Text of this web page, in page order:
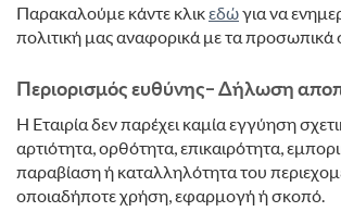
Παρακαλούμε κάντε κλικεδώγια να
πολιτική μας αναφορικά με τα προσωπικά
Περιορισμός ευθύνης– Δήλωση
Η Εταιρία δεν παρέχει καμία εγγύηση
αρτιότητα, ορθότητα, επικαιρότητα,
παραβίαση ή καταλληλότητα του
οποιαδήποτε χρήση, εφαρμογή ή σκοπό.